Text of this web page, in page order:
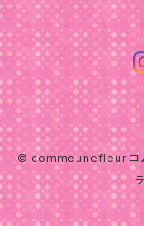
© commeunefleur コム